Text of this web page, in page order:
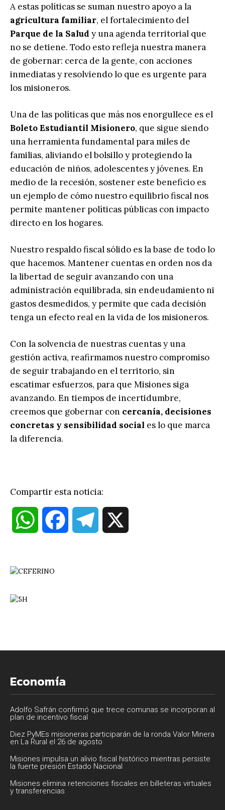
A estas políticas se suman nuestro apoyo a la
agricultura familiar, el fortalecimiento del
Parque de la Salud y una agenda territorial que
no se detiene. Todo esto refleja nuestra manera
de gobernar: cerca de la gente, con acciones
inmediatas y resolviendo lo que es urgente para
los misioneros.
Una de las políticas que más nos enorgullece es el
Boleto Estudiantil Misionero, que sigue siendo
una herramienta fundamental para miles de
familias, aliviando el bolsillo y protegiendo la
educación de niños, adolescentes y jóvenes. En
medio de la recesión, sostener este beneficio es
un ejemplo de cómo nuestro equilibrio fiscal nos
permite mantener políticas públicas con impacto
directo en los hogares.
Nuestro respaldo fiscal sólido es la base de todo lo
que hacemos. Mantener cuentas en orden nos da
la libertad de seguir avanzando con una
administración equilibrada, sin endeudamiento ni
gastos desmedidos, y permite que cada decisión
tenga un efecto real en la vida de los misioneros.
Con la solvencia de nuestras cuentas y una
gestión activa, reafirmamos nuestro compromiso
de seguir trabajando en el territorio, sin
escatimar esfuerzos, para que Misiones siga
avanzando. En tiempos de incertidumbre,
creemos que gobernar con cercanía, decisiones
concretas y sensibilidad social es lo que marca
la diferencia.
Compartir esta noticia:
W
a
A o r
Economía
Adolfo Safrán confirmó que trece comunas se incorporan al
plan de incentivo fiscal
Diez PyMEs misioneras participarán de la ronda Valor Minera
en La Rural el 26 de agosto
Misiones impulsa un alivio fiscal histórico mientras persiste
la fuerte presión Estado Nacional
Misiones elimina retenciones fiscales en billeteras virtuales
y transferencias